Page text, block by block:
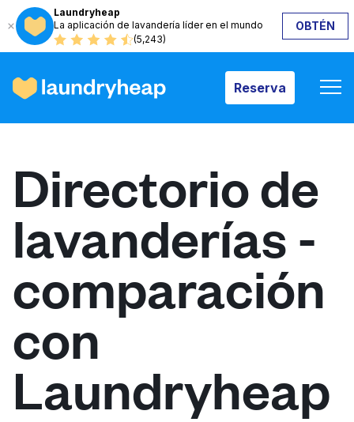
Laundryheap
La aplicación de lavandería líder en el mundo
(5,243)
OBTÉN
Reserva
Reserva
Cómo funciona
Precios y servicios
Quiénes somos
Para las empresas
Iniciar sesión
Directorio de
lavanderías -
comparación
con
Laundryheap